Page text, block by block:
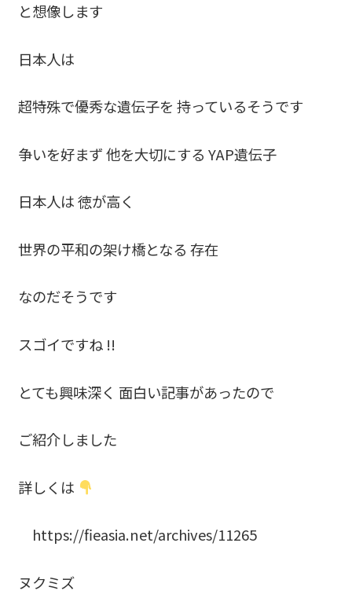
と想像します
日本人は
超特殊で優秀な遺伝子を 持っているそうです
争いを好まず 他を大切にする YAP遺伝子
日本人は 徳が高く
世界の平和の架け橋となる 存在
なのだそうです
スゴイですね !!
とても興味深く 面白い記事があったので
ご紹介しました
詳しくは
https://fieasia.net/archives/11265
ヌクミズ